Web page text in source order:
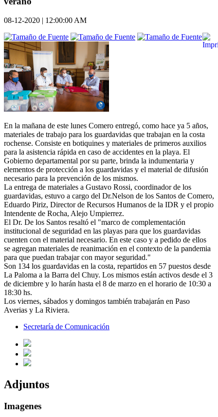
08-12-2020 | 12:00:00 AM
En la mañana de este lunes Comero entregó, como hace ya 5 años,
materiales de trabajo para los guardavidas que trabajan en la costa
rochense. Consiste en botiquines y materiales de primeros auxilios
para la asistencia rápida en caso de accidentes en la playa. El
Gobierno departamental por su parte, brinda la indumentaria y
elementos de protección a los guardavidas y el material de difusión
necesario para la prevención de los mismos.
La entrega de materiales a Gustavo Rossi, coordinador de los
guardavidas, estuvo a cargo del Dr.Nelson de los Santos de Comero,
Eduardo Piriz, Director de Recursos Humanos de la IDR y el propio
Intendente de Rocha, Alejo Umpierrez.
El Dr. De los Santos resaltó el "marco de complementación
institucional de seguridad en las playas para que los guardavidas
cuenten con el material necesario. En este caso y a pedido de ellos
se agregan materiales de reanimación en el contexto de la pandemia
para que puedan trabajar con mayor seguridad."
Son 134 los guardavidas en la costa, repartidos en 57 puestos desde
La Paloma a la Barra del Chuy. Los mismos están activos desde el 3
de diciembre y lo harán hasta el 8 de marzo en el horario de 10:30 a
18:30 hs.
Los viernes, sábados y domingos también trabajarán en Paso
Averias y La Riviera.
Secretaría de Comunicación
Adjuntos
Imagenes